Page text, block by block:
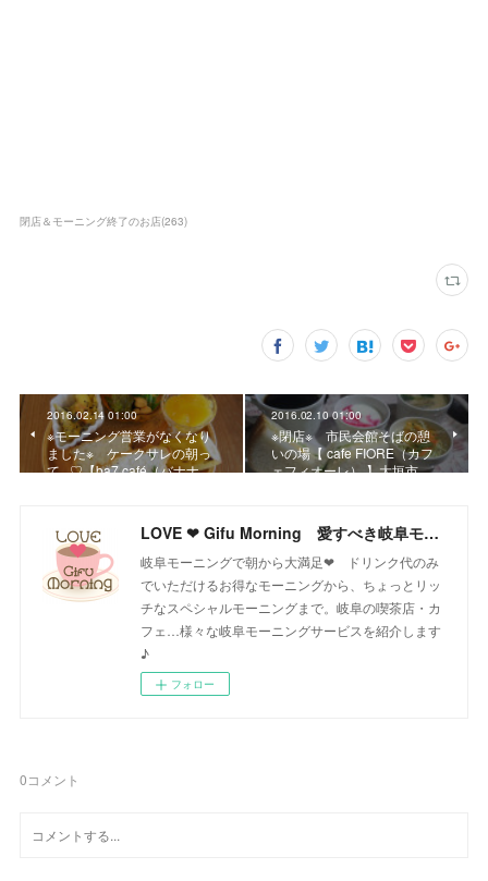
閉店＆モーニング終了のお店(263)
2016.02.14 01:00
※モーニング営業がなくなり
ました※ ケークサレの朝っ
て...♡【ba7 café（バナナ…
2016.02.10 01:00
※閉店※ 市民会館そばの憩
いの場【 cafe FIORE（カフ
ェフィオーレ） 】大垣市…
LOVE ❤ Gifu Morning 愛すべき岐阜モーニング♪
岐阜モーニングで朝から大満足❤ ドリンク代のみ
でいただけるお得なモーニングから、ちょっとリッ
チなスペシャルモーニングまで。岐阜の喫茶店・カ
フェ…様々な岐阜モーニングサービスを紹介します
♪
フォロー
0コメント